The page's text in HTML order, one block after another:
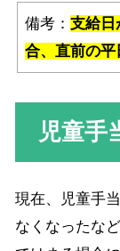
備考：支給日
合、直前の平
児童手
現在、児童手
なくなったな